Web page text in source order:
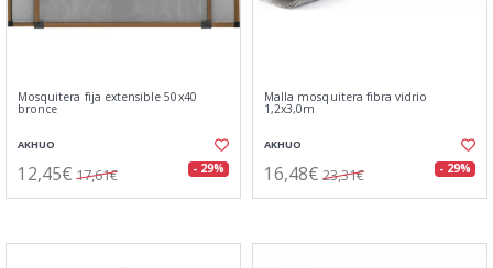
Mosquitera fija extensible 50x40
bronce
AKHUO
12,45€ 17,61€ - 29%
Malla mosquitera fibra vidrio
1,2x3,0m
AKHUO
16,48€ 23,31€ - 29%